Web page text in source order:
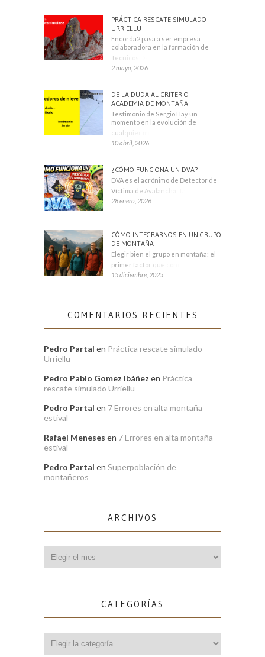
PRÁCTICA RESCATE SIMULADO
URRIELLU
Encorda2 pasa a ser empresa
colaboradora en la formación de
Técnicos Deportivos
2 mayo, 2026
DE LA DUDA AL CRITERIO –
ACADEMIA DE MONTAÑA
Testimonio de Sergio Hay un
momento en la evolución de
cualquier montañero
10 abril, 2026
¿CÓMO FUNCIONA UN DVA?
DVA es el acrónimo de Detector de
Víctima de Avalancha. También se
28 enero, 2026
CÓMO INTEGRARNOS EN UN GRUPO
DE MONTAÑA
Elegir bien el grupo en montaña: el
primer factor que condiciona tu
15 diciembre, 2025
COMENTARIOS RECIENTES
Pedro Partal en Práctica rescate simulado
Urriellu
Pedro Pablo Gomez Ibáñez en Práctica
rescate simulado Urriellu
Pedro Partal en 7 Errores en alta montaña
estival
Rafael Meneses en 7 Errores en alta montaña
estival
Pedro Partal en Superpoblación de
montañeros
ARCHIVOS
CATEGORÍAS